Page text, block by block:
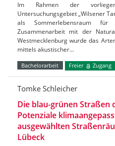
Im Rahmen der
Untersuchungsgebiet „Wilsener
als Sommerlebensraum für
Zusammenarbeit mit der
Westmecklenburg wurde das
mittels akustischer…
Bachelorarbeit Freier Zugang
Tomke Schleicher
Die blau-grünen Straßen
Potenziale
ausgewählten
Lübeck